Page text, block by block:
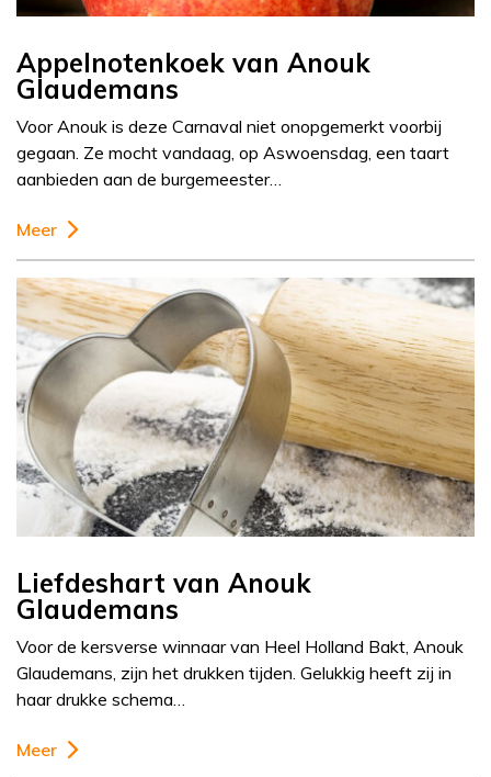
Appelnotenkoek van Anouk
Glaudemans
Voor Anouk is deze Carnaval niet onopgemerkt voorbij
gegaan. Ze mocht vandaag, op Aswoensdag, een taart
aanbieden aan de burgemeester…
Meer
Liefdeshart van Anouk
Glaudemans
Voor de kersverse winnaar van Heel Holland Bakt, Anouk
Glaudemans, zijn het drukken tijden. Gelukkig heeft zij in
haar drukke schema…
Meer